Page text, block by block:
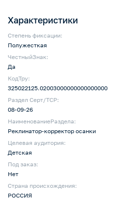
Характеристики
Степень фиксации:
Полужесткая
ЧестныйЗнак:
Да
КодТру:
325022125.02003000000000000000
Раздел Серт/ТСР:
08-09-26
НаименованиеРаздела:
Реклинатор-корректор осанки
Целевая аудитория:
Детская
Под заказ:
Нет
Страна происхождения:
РОССИЯ